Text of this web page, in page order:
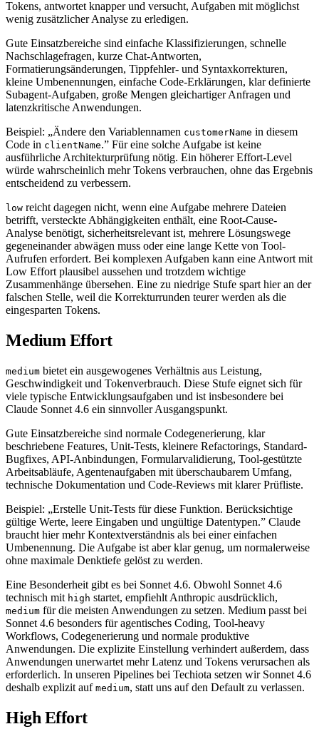
Tokens, antwortet knapper und versucht, Aufgaben mit möglichst
wenig zusätzlicher Analyse zu erledigen.
Gute Einsatzbereiche sind einfache Klassifizierungen, schnelle
Nachschlagefragen, kurze Chat-Antworten,
Formatierungsänderungen, Tippfehler- und Syntaxkorrekturen,
kleine Umbenennungen, einfache Code-Erklärungen, klar definierte
Subagent-Aufgaben, große Mengen gleichartiger Anfragen und
latenzkritische Anwendungen.
Beispiel: „Ändere den Variablennamen customerName in diesem
Code in clientName.” Für eine solche Aufgabe ist keine
ausführliche Architekturprüfung nötig. Ein höherer Effort-Level
würde wahrscheinlich mehr Tokens verbrauchen, ohne das Ergebnis
entscheidend zu verbessern.
low reicht dagegen nicht, wenn eine Aufgabe mehrere Dateien
betrifft, versteckte Abhängigkeiten enthält, eine Root-Cause-
Analyse benötigt, sicherheitsrelevant ist, mehrere Lösungswege
gegeneinander abwägen muss oder eine lange Kette von Tool-
Aufrufen erfordert. Bei komplexen Aufgaben kann eine Antwort mit
Low Effort plausibel aussehen und trotzdem wichtige
Zusammenhänge übersehen. Eine zu niedrige Stufe spart hier an der
falschen Stelle, weil die Korrekturrunden teurer werden als die
eingesparten Tokens.
Medium Effort
medium bietet ein ausgewogenes Verhältnis aus Leistung,
Geschwindigkeit und Tokenverbrauch. Diese Stufe eignet sich für
viele typische Entwicklungsaufgaben und ist insbesondere bei
Claude Sonnet 4.6 ein sinnvoller Ausgangspunkt.
Gute Einsatzbereiche sind normale Codegenerierung, klar
beschriebene Features, Unit-Tests, kleinere Refactorings, Standard-
Bugfixes, API-Anbindungen, Formularvalidierung, Tool-gestützte
Arbeitsabläufe, Agentenaufgaben mit überschaubarem Umfang,
technische Dokumentation und Code-Reviews mit klarer Prüfliste.
Beispiel: „Erstelle Unit-Tests für diese Funktion. Berücksichtige
gültige Werte, leere Eingaben und ungültige Datentypen.” Claude
braucht hier mehr Kontextverständnis als bei einer einfachen
Umbenennung. Die Aufgabe ist aber klar genug, um normalerweise
ohne maximale Denktiefe gelöst zu werden.
Eine Besonderheit gibt es bei Sonnet 4.6. Obwohl Sonnet 4.6
technisch mit high startet, empfiehlt Anthropic ausdrücklich,
medium für die meisten Anwendungen zu setzen. Medium passt bei
Sonnet 4.6 besonders für agentisches Coding, Tool-heavy
Workflows, Codegenerierung und normale produktive
Anwendungen. Die explizite Einstellung verhindert außerdem, dass
Anwendungen unerwartet mehr Latenz und Tokens verursachen als
erforderlich. In unseren Pipelines bei Techiota setzen wir Sonnet 4.6
deshalb explizit auf medium, statt uns auf den Default zu verlassen.
High Effort